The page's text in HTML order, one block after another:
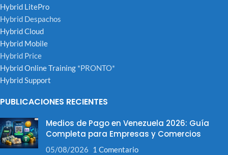
Hybrid LitePro
Hybrid Despachos
Hybrid Cloud
Hybrid Mobile
Hybrid Price
Hybrid Online Training *PRONTO*
Hybrid Support
PUBLICACIONES RECIENTES
Medios de Pago en Venezuela 2026: Guía
Completa para Empresas y Comercios
05/08/2026 1 Comentario